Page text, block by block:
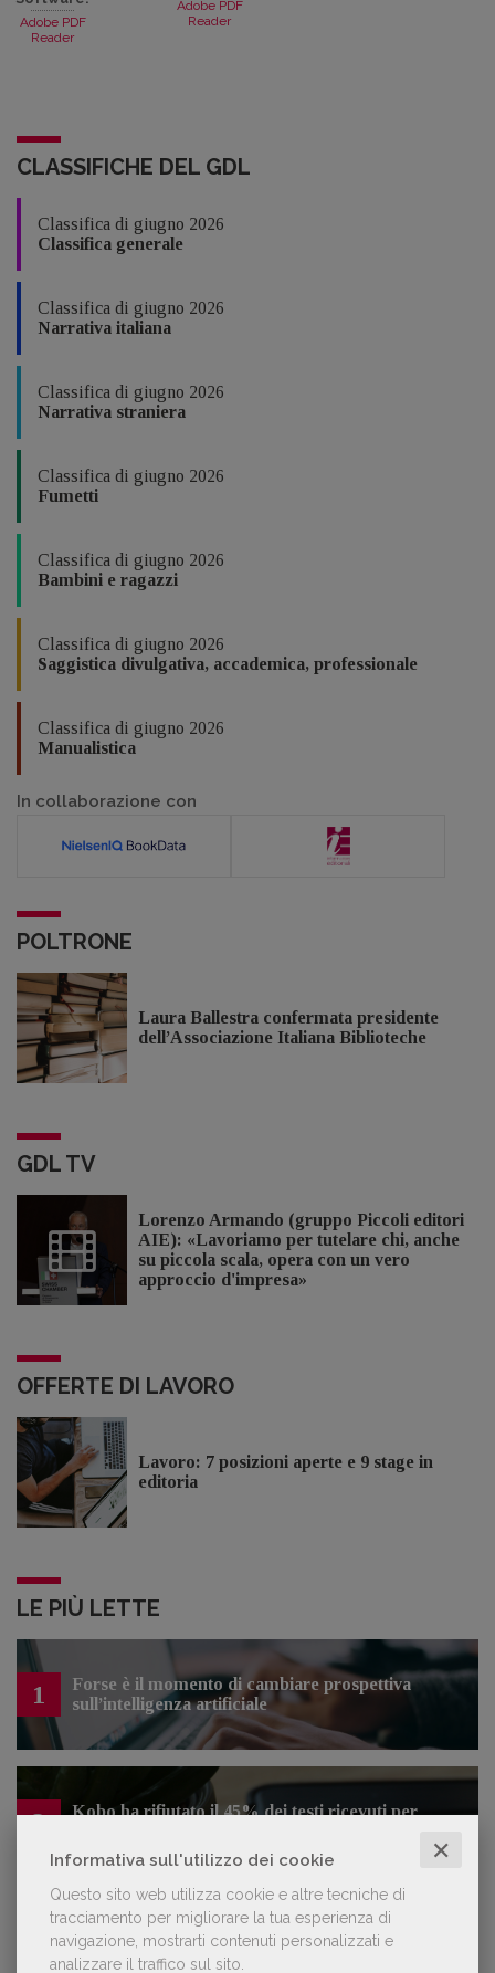
Informativa sull'utilizzo dei cookie ✕
Questo sito web utilizza cookie e altre tecniche di
tracciamento per migliorare la tua esperienza di
navigazione, mostrarti contenuti personalizzati e
analizzare il traffico sul sito.
Adobe PDF
Reader
Adobe PDF
Reader
CLASSIFICHE DEL GDL
Classifica di giugno 2026
Classifica generale
Classifica di giugno 2026
Narrativa italiana
Classifica di giugno 2026
Narrativa straniera
Classifica di giugno 2026
Fumetti
Classifica di giugno 2026
Bambini e ragazzi
Classifica di giugno 2026
Saggistica divulgativa, accademica, professionale
Classifica di giugno 2026
Manualistica
In collaborazione con
POLTRONE
Laura Ballestra confermata presidente
dell’Associazione Italiana Biblioteche
GDL TV
Lorenzo Armando (gruppo Piccoli editori
AIE): «Lavoriamo per tutelare chi, anche
su piccola scala, opera con un vero
approccio d'impresa»
OFFERTE DI LAVORO
Lavoro: 7 posizioni aperte e 9 stage in
editoria
LE PIÙ LETTE
1
Forse è il momento di cambiare prospettiva
sull’intelligenza artificiale
2
Kobo ha rifiutato il 45% dei testi ricevuti per
«La voce umana? Ha un valore aggiunto
impareggiabile». Simona Musmeci, product
manager ebook e audiolibri